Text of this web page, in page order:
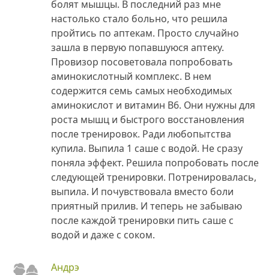
болят мышцы. В последний раз мне
настолько стало больно, что решила
пройтись по аптекам. Просто случайно
зашла в первую попавшуюся аптеку.
Провизор посоветовала попробовать
аминокислотный комплекс. В нем
содержится семь самых необходимых
аминокислот и витамин В6. Они нужны для
роста мышц и быстрого восстановления
после тренировок. Ради любопытства
купила. Выпила 1 саше с водой. Не сразу
поняла эффект. Решила попробовать после
следующей тренировки. Потренировалась,
выпила. И почувствовала вместо боли
приятный прилив. И теперь не забываю
после каждой тренировки пить саше с
водой и даже с соком.
Андрэ